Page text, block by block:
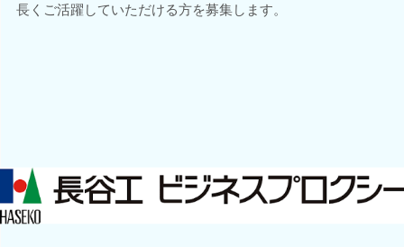
長くご活躍していただける方を募集します。